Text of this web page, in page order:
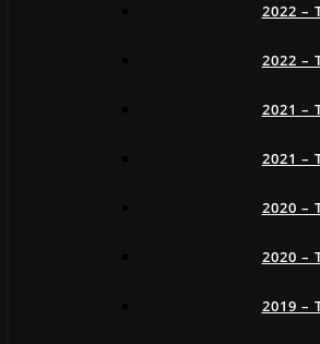
2022 –
2022 –
2021 –
2021 –
2020 –
2020 –
2019 –